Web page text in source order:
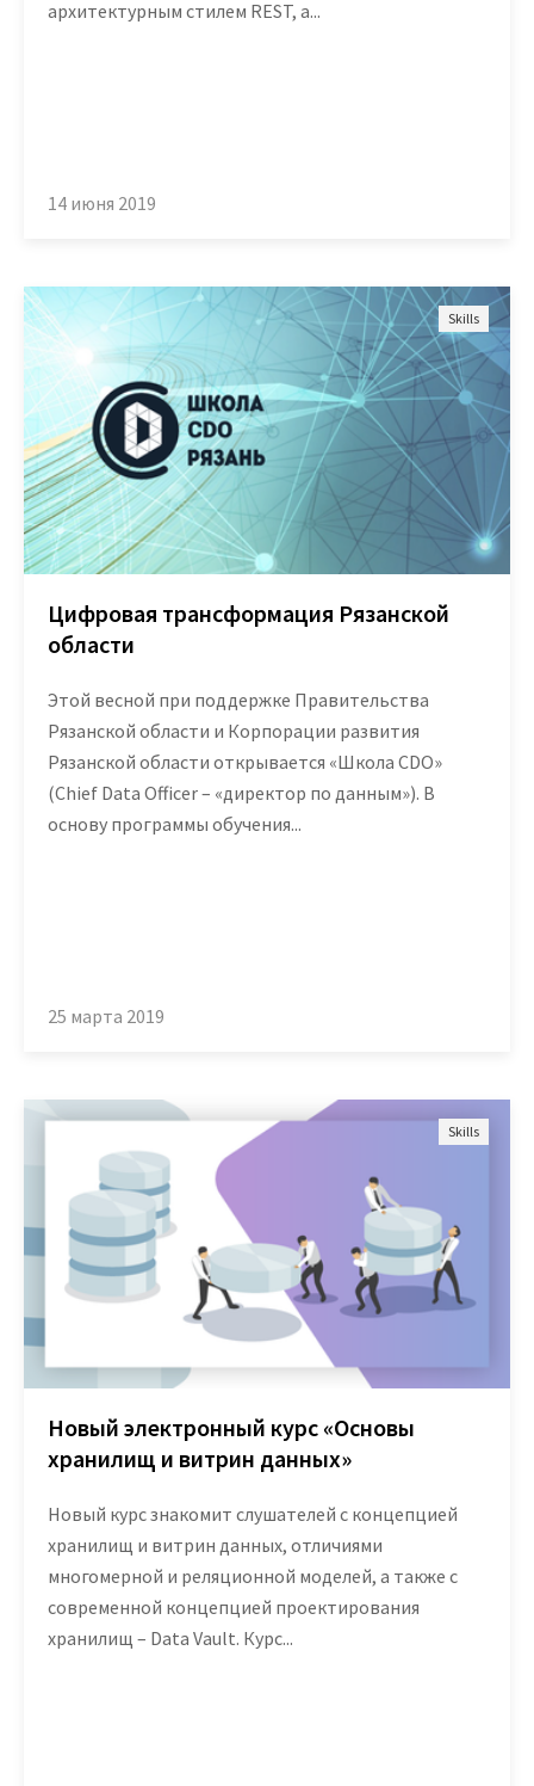
архитектурным стилем REST, а...
14 июня 2019
Skills
Цифровая трансформация Рязанской
области
Этой весной при поддержке Правительства
Рязанской области и Корпорации развития
Рязанской области открывается «Школа CDO»
(Chief Data Officer – «директор по данным»). В
основу программы обучения...
25 марта 2019
Skills
Новый электронный курс «Основы
хранилищ и витрин данных»
Новый курс знакомит слушателей с концепцией
хранилищ и витрин данных, отличиями
многомерной и реляционной моделей, а также с
современной концепцией проектирования
хранилищ – Data Vault. Курс...